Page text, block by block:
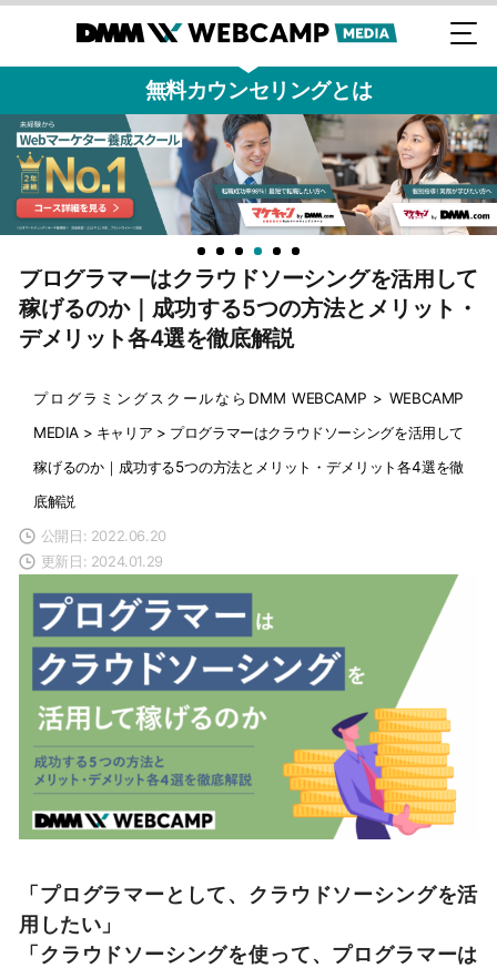
無料カウンセリングとは
プログラマーはクラウドソーシングを活用して
稼げるのか｜成功する5つの方法とメリット・
デメリット各4選を徹底解説
プログラミングスクールならDMM WEBCAMP > WEBCAMP
MEDIA > キャリア > プログラマーはクラウドソーシングを活用して
稼げるのか｜成功する5つの方法とメリット・デメリット各4選を徹
底解説
公開日: 2022.06.20
更新日: 2024.01.29
「プログラマーとして、クラウドソーシングを活
用したい」
「クラウドソーシングを使って、プログラマーは